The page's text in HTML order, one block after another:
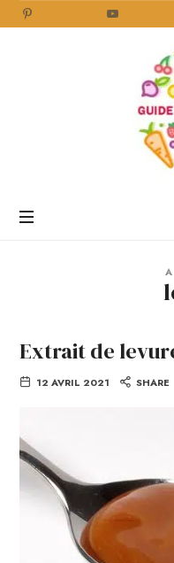
Extrait de
12 AVRIL 2021 SHARE